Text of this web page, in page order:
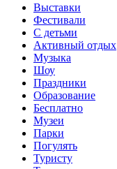
Выставки
Фестивали
С детьми
Активный отдых
Музыка
Шоу
Праздники
Образование
Бесплатно
Музеи
Парки
Погулять
Туристу